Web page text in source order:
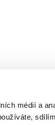
médií a